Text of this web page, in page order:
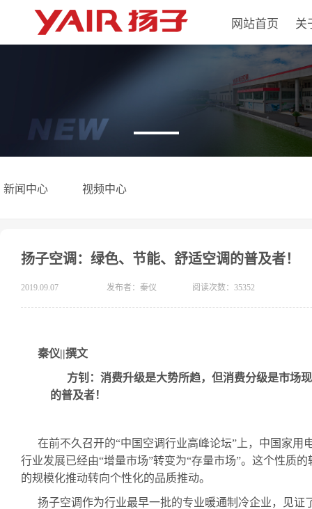
网站首页 关
新闻中心 视频中心
扬子空调：绿色、节能、舒适空调的普及者！
2019.09.07 发布者：秦仪 阅读次数：35352
秦仪||撰文
方钊：消费升级是大势所趋，但消费分级是市场
的普及者！
在前不久召开的“中国空调行业高峰论坛”上，中国家
行业发展已经由“增量市场”转变为“存量市场”。这个性质
的规模化推动转向个性化的品质推动。
扬子空调作为行业最早一批的专业暖通制冷企业，见